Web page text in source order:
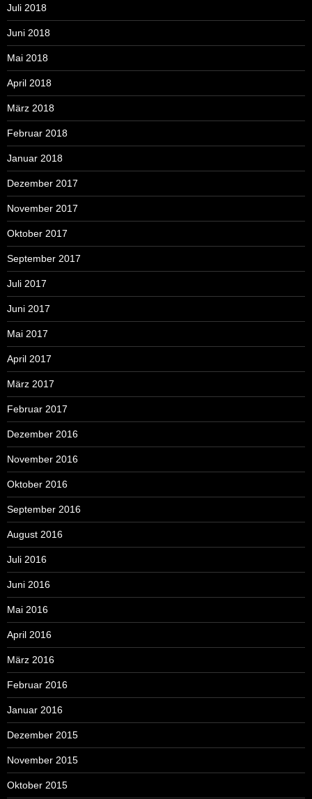
Juli 2018
Juni 2018
Mai 2018
April 2018
März 2018
Februar 2018
Januar 2018
Dezember 2017
November 2017
Oktober 2017
September 2017
Juli 2017
Juni 2017
Mai 2017
April 2017
März 2017
Februar 2017
Dezember 2016
November 2016
Oktober 2016
September 2016
August 2016
Juli 2016
Juni 2016
Mai 2016
April 2016
März 2016
Februar 2016
Januar 2016
Dezember 2015
November 2015
Oktober 2015